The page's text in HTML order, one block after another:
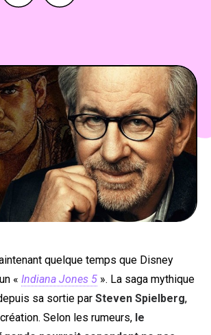
VINTAGE
FOOD
BONS PLANS
SOUTENEZ KULTT
quelque temps que Disney
« Indiana Jones 5 ». La saga mythique
sa sortie par Steven Spielberg,
Selon les rumeurs, le